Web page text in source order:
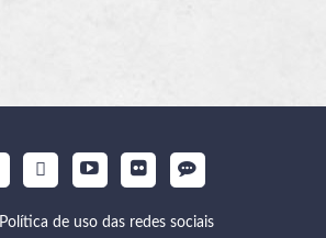
Política de uso das redes sociais